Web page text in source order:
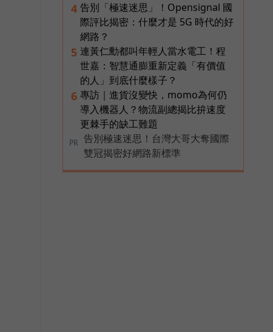
4 告別「極速迷思」！Opensignal 國
際評比揭密：什麼才是 5G 時代的好
網路？
5 連黃仁勳都叫年輕人當水電工！程
世嘉：智慧通膨重新定義「有價值
的人」到底什麼樣子？
6 專訪｜進貨沒變快，momo為何仍
導入機器人？物流副總揭比拚速度
更棘手的缺工難題
PR
告別極速迷思！台灣大哥大奪國際
雙冠揭密好網路新標準